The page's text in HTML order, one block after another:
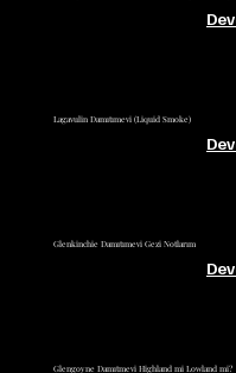
Lagavulin Damıtımevi (Liquid Smoke)
Glenkinchie Damıtımevi Gezi Notlarım
Glengoyne Damıtmevi Highland mi Lowland mi?